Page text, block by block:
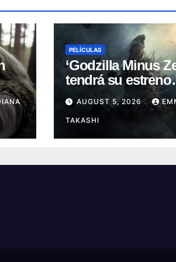
PELÍCULAS
‘Godzilla Minus
tendrá su estreno
mundial en el
de Cine de Nueva
AUGUST 5, 2026
TAKASHI